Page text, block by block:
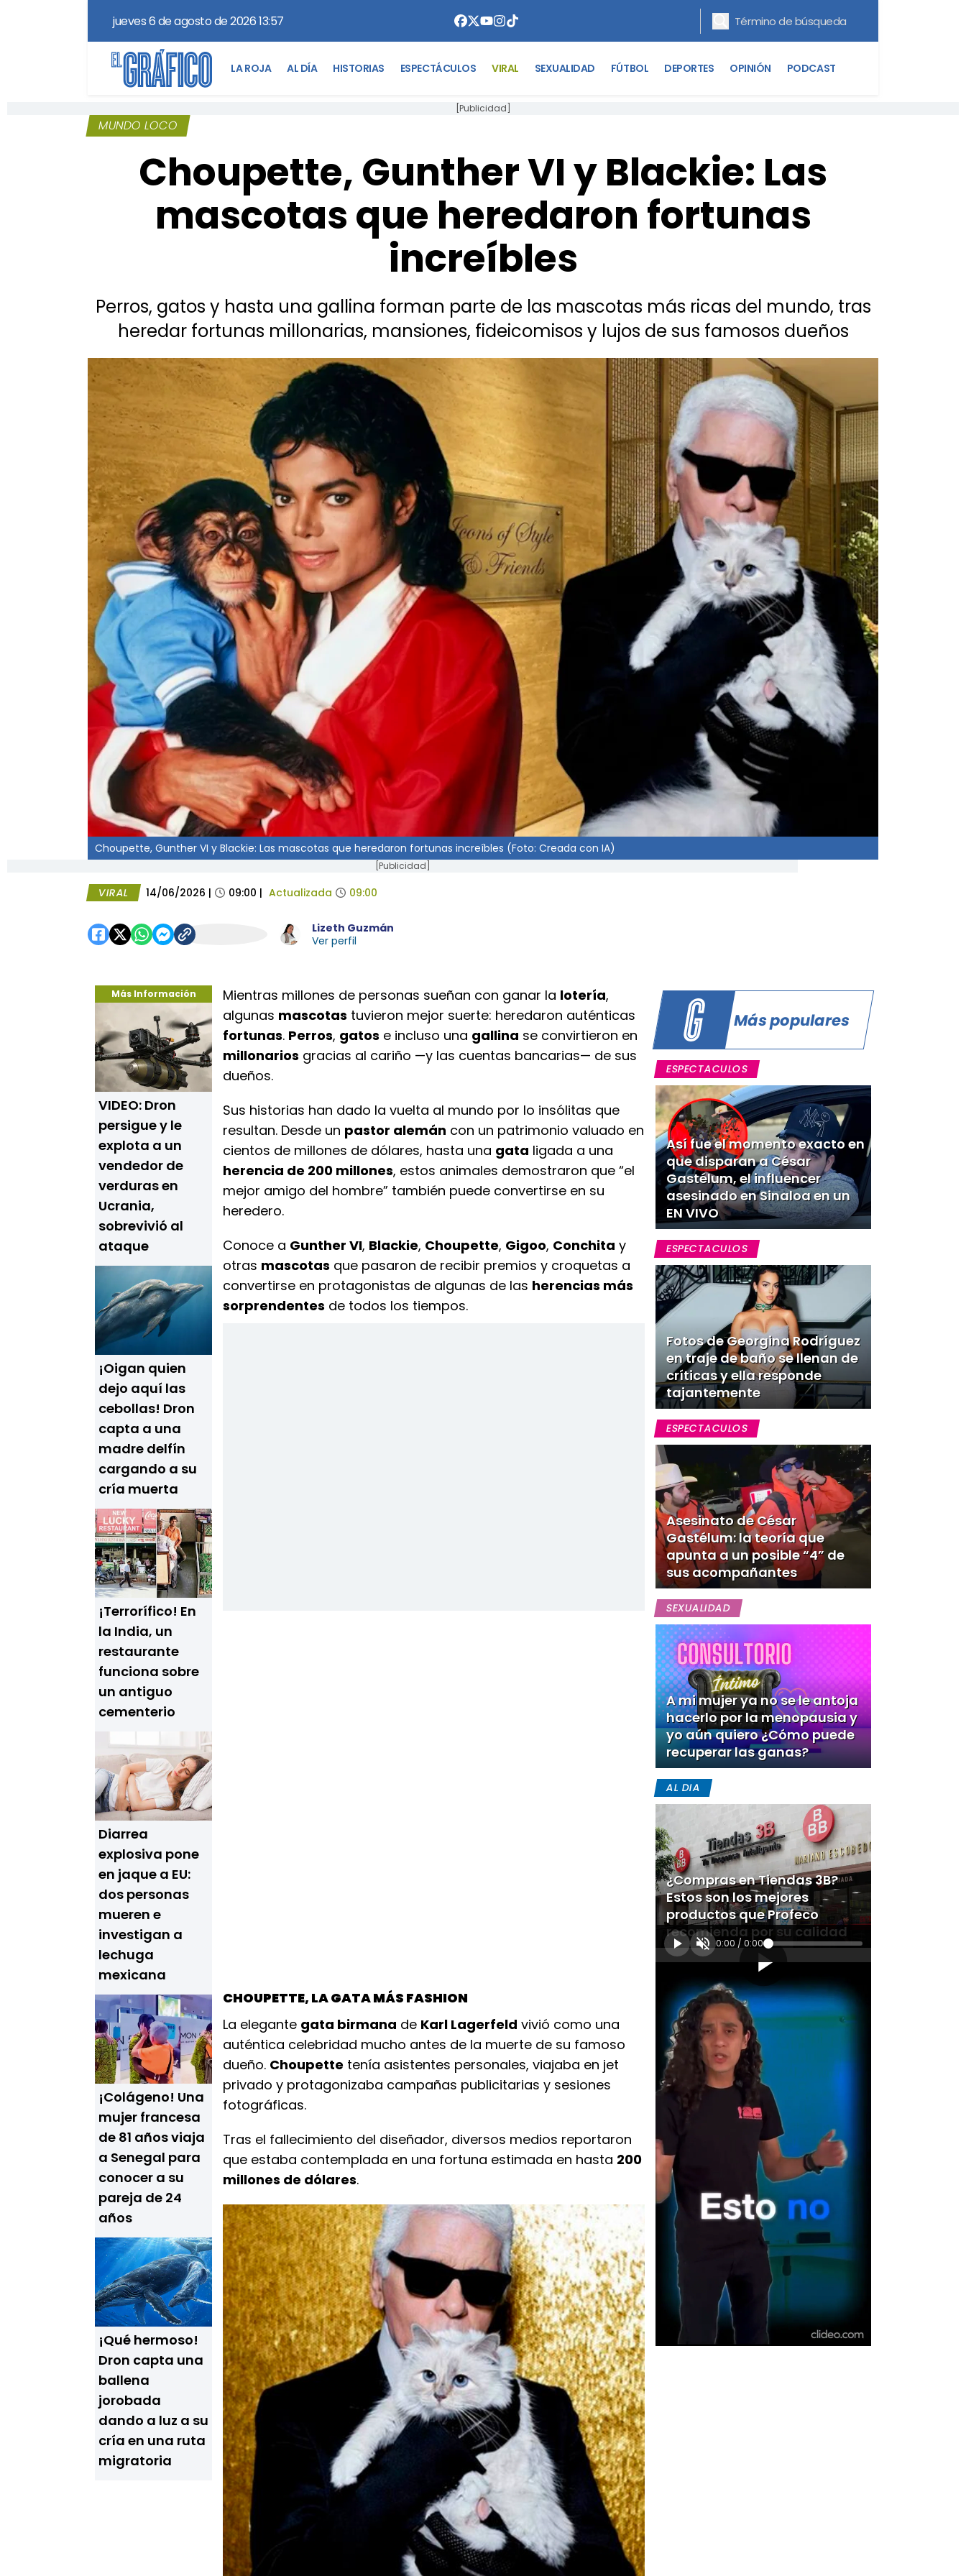
jueves 6 de agosto de 2026 13:57
LA ROJA AL DÍA HISTORIAS ESPECTÁCULOS VIRAL SEXUALIDAD FÚTBOL DEPORTES OPINIÓN PODCAST
[Publicidad]
MUNDO LOCO
Choupette, Gunther VI y Blackie: Las
mascotas que heredaron fortunas
increíbles
Perros, gatos y hasta una gallina forman parte de las mascotas más ricas del mundo, tras
heredar fortunas millonarias, mansiones, fideicomisos y lujos de sus famosos dueños
Choupette, Gunther VI y Blackie: Las mascotas que heredaron fortunas increíbles (Foto: Creada con IA)
[Publicidad]
VIRAL 14/06/2026 | 09:00 | Actualizada 09:00
Lizeth Guzmán
Ver perfil
Más Información
VIDEO: Dron
persigue y le
explota a un
vendedor de
verduras en
Ucrania,
sobrevivió al
ataque
¡Oigan quien
dejo aquí las
cebollas! Dron
capta a una
madre delfín
cargando a su
cría muerta
¡Terrorífico! En
la India, un
restaurante
funciona sobre
un antiguo
cementerio
Diarrea
explosiva pone
en jaque a EU:
dos personas
mueren e
investigan a
lechuga
mexicana
¡Colágeno! Una
mujer francesa
de 81 años viaja
a Senegal para
conocer a su
pareja de 24
años
¡Qué hermoso!
Dron capta una
ballena
jorobada
dando a luz a su
cría en una ruta
migratoria
Mientras millones de personas sueñan con ganar la lotería,
algunas mascotas tuvieron mejor suerte: heredaron auténticas
fortunas. Perros, gatos e incluso una gallina se convirtieron en
millonarios gracias al cariño —y las cuentas bancarias— de sus
dueños.
Sus historias han dado la vuelta al mundo por lo insólitas que
resultan. Desde un pastor alemán con un patrimonio valuado en
cientos de millones de dólares, hasta una gata ligada a una
herencia de 200 millones, estos animales demostraron que “el
mejor amigo del hombre” también puede convertirse en su
heredero.
Conoce a Gunther VI, Blackie, Choupette, Gigoo, Conchita y
otras mascotas que pasaron de recibir premios y croquetas a
convertirse en protagonistas de algunas de las herencias más
sorprendentes de todos los tiempos.
CHOUPETTE, LA GATA MÁS FASHION
La elegante gata birmana de Karl Lagerfeld vivió como una
auténtica celebridad mucho antes de la muerte de su famoso
dueño. Choupette tenía asistentes personales, viajaba en jet
privado y protagonizaba campañas publicitarias y sesiones
fotográficas.
Tras el fallecimiento del diseñador, diversos medios reportaron
que estaba contemplada en una fortuna estimada en hasta 200
millones de dólares.
Más populares
ESPECTACULOS
Así fue el momento exacto en
que disparan a César
Gastélum, el influencer
asesinado en Sinaloa en un
EN VIVO
ESPECTACULOS
Fotos de Georgina Rodríguez
en traje de baño se llenan de
críticas y ella responde
tajantemente
ESPECTACULOS
Asesinato de César
Gastélum: la teoría que
apunta a un posible “4” de
sus acompañantes
SEXUALIDAD
A mi mujer ya no se le antoja
hacerlo por la menopausia y
yo aún quiero ¿Cómo puede
recuperar las ganas?
AL DIA
¿Compras en Tiendas 3B?
Estos son los mejores
productos que Profeco
recomienda por su calidad
0:00 / 0:00
[Publicidad]